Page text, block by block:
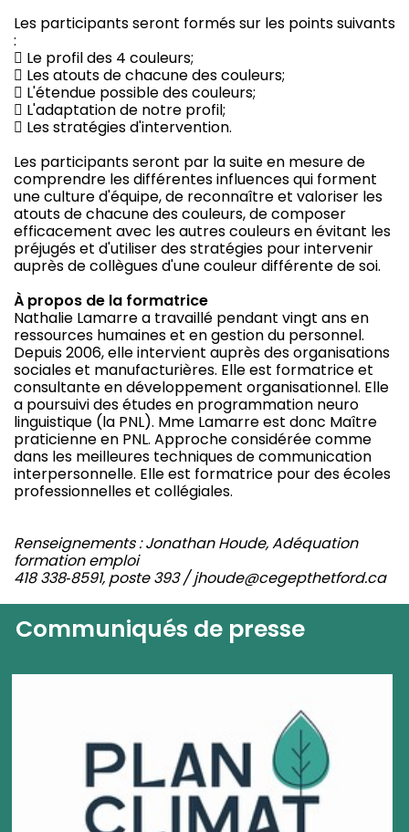
Les participants seront formés sur les points suivants
:
 Le profil des 4 couleurs;
 Les atouts de chacune des couleurs;
 L'étendue possible des couleurs;
 L'adaptation de notre profil;
 Les stratégies d'intervention.
Les participants seront par la suite en mesure de
comprendre les différentes influences qui forment
une culture d'équipe, de reconnaître et valoriser les
atouts de chacune des couleurs, de composer
efficacement avec les autres couleurs en évitant les
préjugés et d'utiliser des stratégies pour intervenir
auprès de collègues d'une couleur différente de soi.
À propos de la formatrice
Nathalie Lamarre a travaillé pendant vingt ans en
ressources humaines et en gestion du personnel.
Depuis 2006, elle intervient auprès des organisations
sociales et manufacturières. Elle est formatrice et
consultante en développement organisationnel. Elle
a poursuivi des études en programmation neuro
linguistique (la PNL). Mme Lamarre est donc Maître
praticienne en PNL. Approche considérée comme
dans les meilleures techniques de communication
interpersonnelle. Elle est formatrice pour des écoles
professionnelles et collégiales.
Renseignements : Jonathan Houde, Adéquation
formation emploi
418 338‐8591, poste 393 / jhoude@cegepthetford.ca
Communiqués de presse